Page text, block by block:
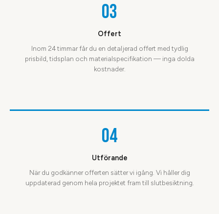
03
Offert
Inom 24 timmar får du en detaljerad offert med tydlig
prisbild, tidsplan och materialspecifikation — inga dolda
kostnader.
04
Utförande
När du godkänner offerten sätter vi igång. Vi håller dig
uppdaterad genom hela projektet fram till slutbesiktning.